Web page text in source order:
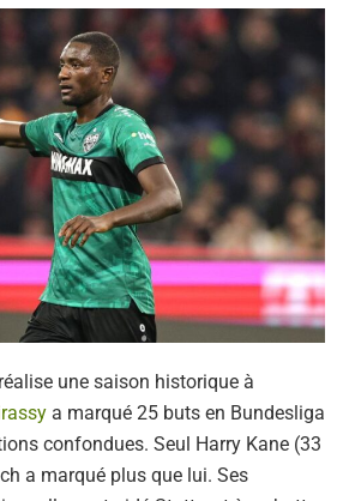
une saison historique à
a marqué 25 buts en Bundesliga
confondues. Seul Harry Kane (33
a marqué plus que lui. Ses